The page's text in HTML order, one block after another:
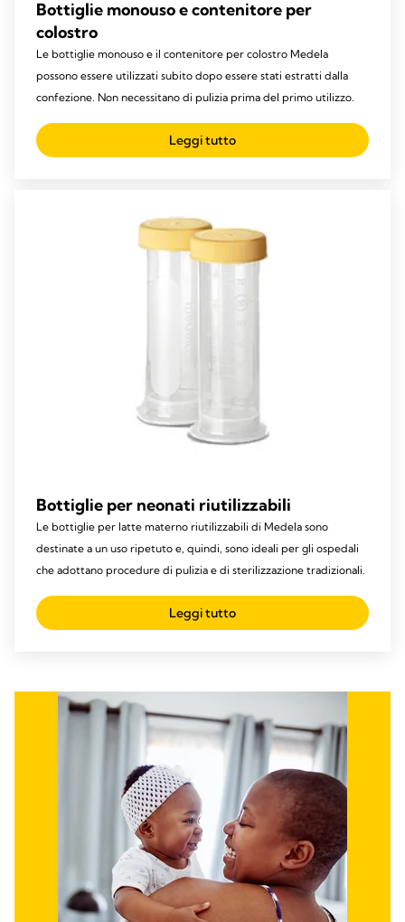
Bottiglie monouso e contenitore per
colostro
Le bottiglie monouso e il contenitore per colostro Medela
possono essere utilizzati subito dopo essere stati estratti dalla
confezione. Non necessitano di pulizia prima del primo utilizzo.
Leggi tutto
Bottiglie per neonati riutilizzabili
Le bottiglie per latte materno riutilizzabili di Medela sono
destinate a un uso ripetuto e, quindi, sono ideali per gli ospedali
che adottano procedure di pulizia e di sterilizzazione tradizionali.
Leggi tutto